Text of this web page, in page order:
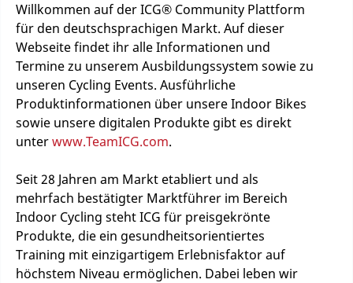
Willkommen auf der ICG® Community Plattform
für den deutschsprachigen Markt. Auf dieser
Webseite findet ihr alle Informationen und
Termine zu unserem Ausbildungssystem sowie zu
unseren Cycling Events. Ausführliche
Produktinformationen über unsere Indoor Bikes
sowie unsere digitalen Produkte gibt es direkt
unterwww.TeamICG.com.
Seit 28 Jahren am Markt etabliert und als
mehrfach bestätigter Marktführer im Bereich
Indoor Cycling steht ICG für preisgekrönte
Produkte, die ein gesundheitsorientiertes
Training mit einzigartigem Erlebnisfaktor auf
höchstem Niveau ermöglichen. Dabei leben wir